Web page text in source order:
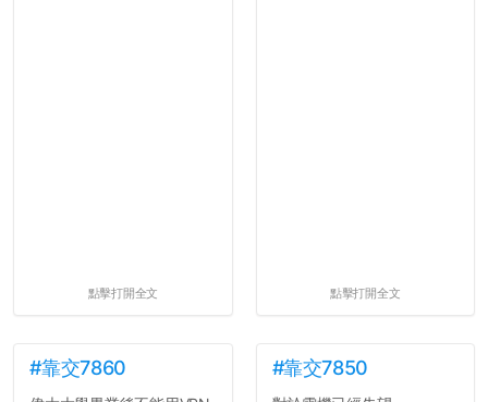
點擊打開全文 點擊打開全文
#靠交7860 #靠交7850